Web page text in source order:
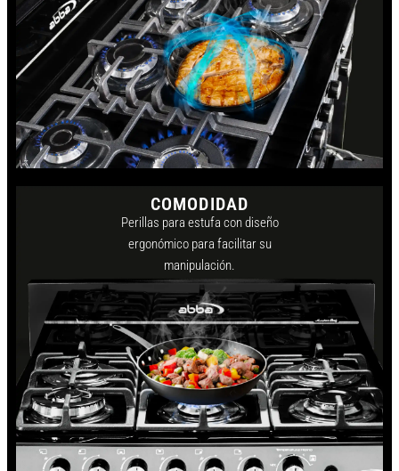
COMODIDAD
Perillas para estufa con diseño
ergonómico para facilitar su
manipulación.